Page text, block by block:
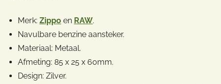
Merk: Zippo en RAW.
Navulbare benzine aansteker.
Materiaal: Metaal.
Afmeting: 85 x 25 x 60mm.
Design: Zilver.